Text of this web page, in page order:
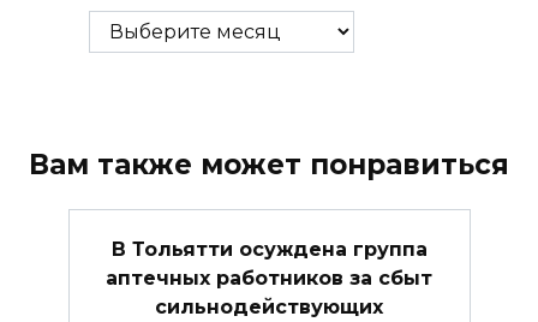
Вам также может понравиться
В Тольятти осуждена группа
аптечных работников за сбыт
сильнодействующих